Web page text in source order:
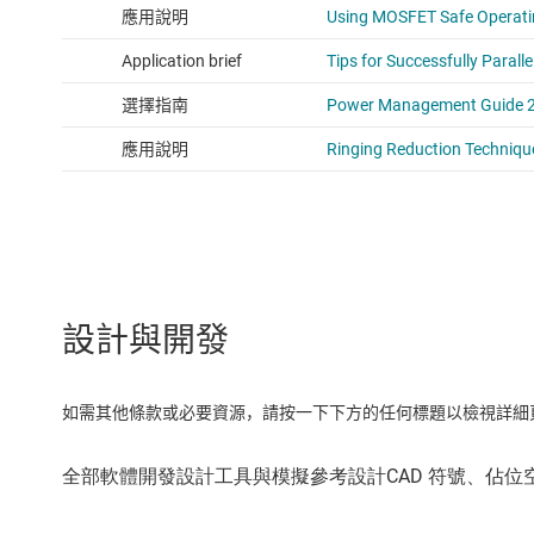
設計與開發
如需其他條款或必要資源，請按一下下方的任何標題以檢視詳